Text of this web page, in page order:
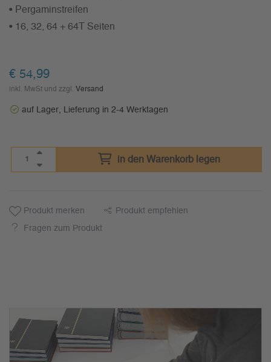
• Pergaminstreifen
• 16, 32, 64 + 64T Seiten
€ 54,99
inkl. MwSt und zzgl. Versand
auf Lager, Lieferung in 2-4 Werktagen
in den Warenkorb legen
Produkt merken Produkt empfehlen
Fragen zum Produkt